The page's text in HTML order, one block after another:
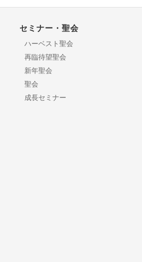
セミナー・聖会
ハーベスト聖会
再臨待望聖会
新年聖会
聖会
成長セミナー